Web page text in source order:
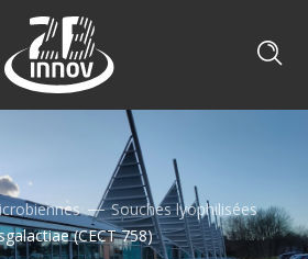
Souches lyophilisées
(CECT 758)